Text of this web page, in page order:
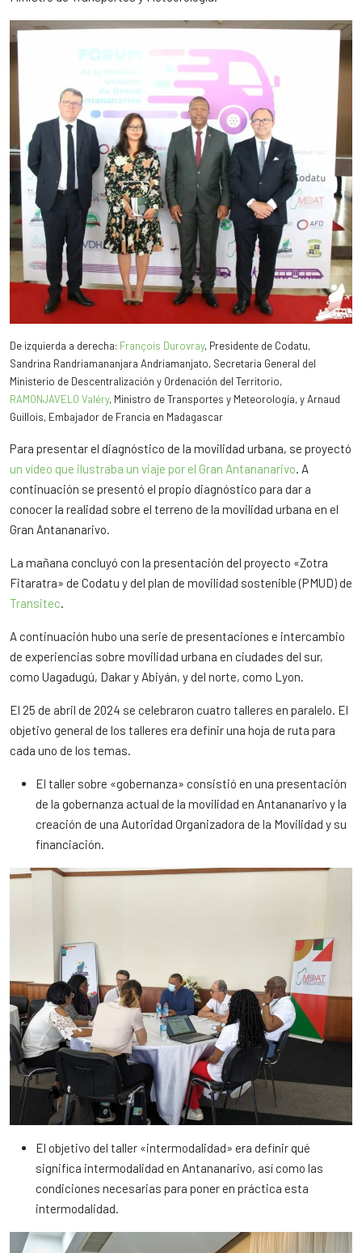
De izquierda a derecha: François Durovray, Presidente de Codatu,
Sandrina Randriamananjara Andriamanjato, Secretaria General del
Ministerio de Descentralización y Ordenación del Territorio,
RAMONJAVELO Valéry, Ministro de Transportes y Meteorología, y Arnaud
Guillois, Embajador de Francia en Madagascar
Para presentar el diagnóstico de la movilidad urbana, se proyectó
un vídeo que ilustraba un viaje por el Gran Antananarivo . A
continuación se presentó el propio diagnóstico para dar a
conocer la realidad sobre el terreno de la movilidad urbana en el
Gran Antananarivo.
La mañana concluyó con la presentación del proyecto «Zotra
Fitaratra» de Codatu y del plan de movilidad sostenible (PMUD) de
Transitec
A continuación hubo una serie de presentaciones e intercambio
de experiencias sobre movilidad urbana en ciudades del sur,
como Uagadugú, Dakar y Abiyán, y del norte, como Lyon.
El 25 de abril de 2024 se celebraron cuatro talleres en paralelo. El
objetivo general de los talleres era definir una hoja de ruta para
cada uno de los temas.
El taller sobre «gobernanza» consistió en una presentación
de la gobernanza actual de la movilidad en Antananarivo y la
creación de una Autoridad Organizadora de la Movilidad y su
financiación.
El objetivo del taller «intermodalidad» era definir qué
significa intermodalidad en Antananarivo, así como las
condiciones necesarias para poner en práctica esta
intermodalidad.